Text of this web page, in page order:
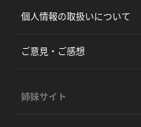
個人情報の取扱いについて
ご意見・ご感想
姉妹サイト